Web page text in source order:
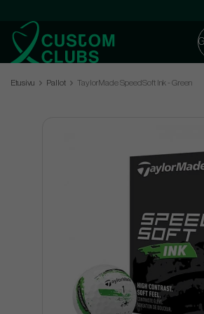
Etusivu Pallot TaylorMade SpeedSoft Ink - Green